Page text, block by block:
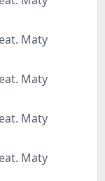
Maty
Maty
Maty
Maty